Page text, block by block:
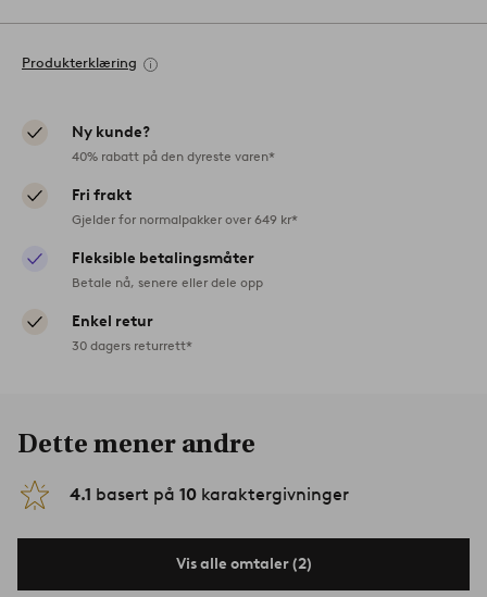
Produkterklæring
Ny kunde?
40% rabatt på den dyreste varen*
Fri frakt
Gjelder for normalpakker over 649 kr*
Fleksible betalingsmåter
Betale nå, senere eller dele opp
Enkel retur
30 dagers returrett*
Dette mener andre
4.1 basert på 10 karaktergivninger
Vis alle omtaler (2)